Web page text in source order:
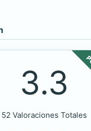
3.3
52 Valoraciones Totales